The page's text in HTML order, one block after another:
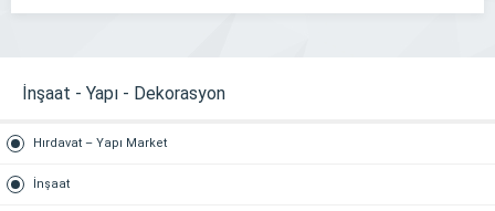
İnşaat - Yapı - Dekorasyon
Hırdavat – Yapı Market
İnşaat